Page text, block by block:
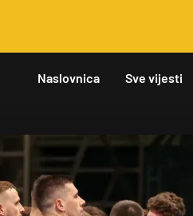
Naslovnica Sve vijesti